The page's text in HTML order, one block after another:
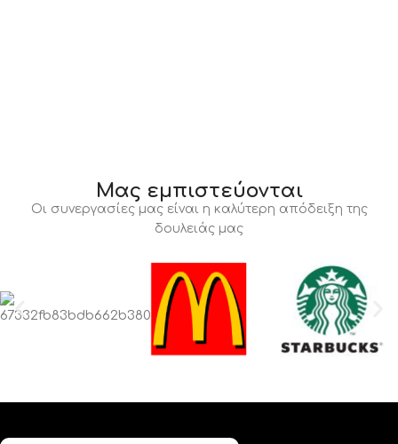
Μας εμπιστεύονται
Οι συνεργασίες μας είναι η καλύτερη απόδειξη της
δουλειάς μας